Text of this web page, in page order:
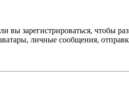
вы зарегистрироваться, чтобы
личные сообщения,